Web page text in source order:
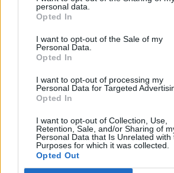
personal data.
Opted In
I want to opt-out of the Sale of my
Personal Data.
Opted In
I want to opt-out of processing my
Personal Data for Targeted
Opted In
I want to opt-out of Collection, Use,
Retention, Sale, and/or Sharing of
Personal Data that Is Unrelated with
Purposes for which it was collected.
Opted Out
Ponte de Sor | EFC venceu na
- 14 de Dezembro, 2024